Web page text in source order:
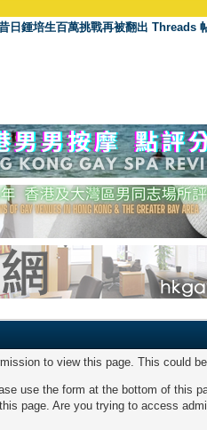
日鍾培生百萬挑戰再被翻出 Threads
to view this page. This could
use the form at the bottom of this
page. Are you trying to access